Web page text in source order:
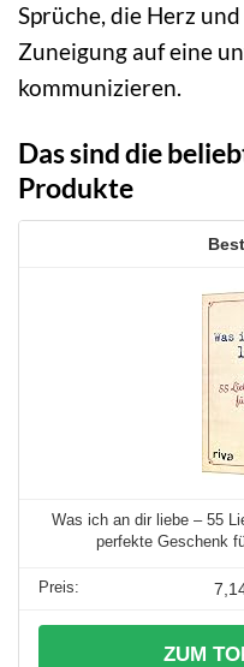
Sprüche, die Herz
Zuneigung auf eine
kommunizieren.
Das sind die
Produkte
Was ich an dir liebe – 55
perfekte Geschenk
ZUM